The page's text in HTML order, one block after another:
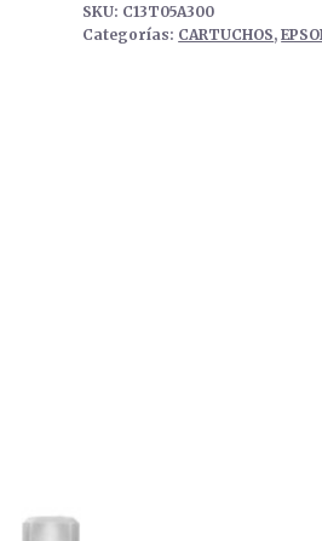
SKU: C13T05A300
Categorías: CARTUCHOS,